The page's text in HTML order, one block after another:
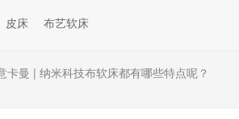
皮床 布艺软床
卡曼 | 纳米科技布软床都有哪些特点呢？